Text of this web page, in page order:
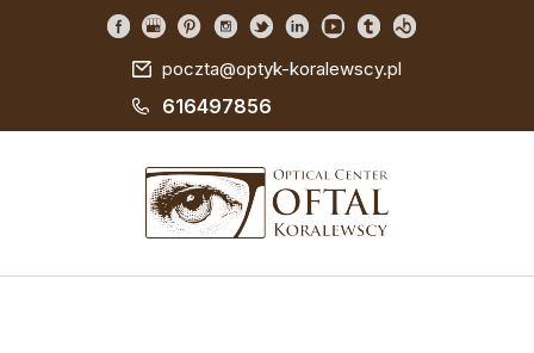
poczta@optyk-koralewscy.pl
616497856